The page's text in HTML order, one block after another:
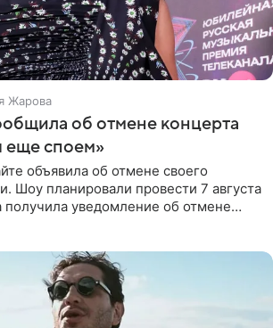
Жарова
об отмене концерта
еще споем»
объявила об отмене своего
Шоу планировали провести 7 августа
получила уведомление об отмене